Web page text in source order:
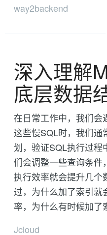
way2backend
深入理解
底层数据
在日常工作中，我们会
这些慢SQL时，我们通
划，验证SQL执行过程
们会调整一些查询条件
执行效率就会提升几个
过，为什么加了索引
率，为什么有时候加了
Jcloud